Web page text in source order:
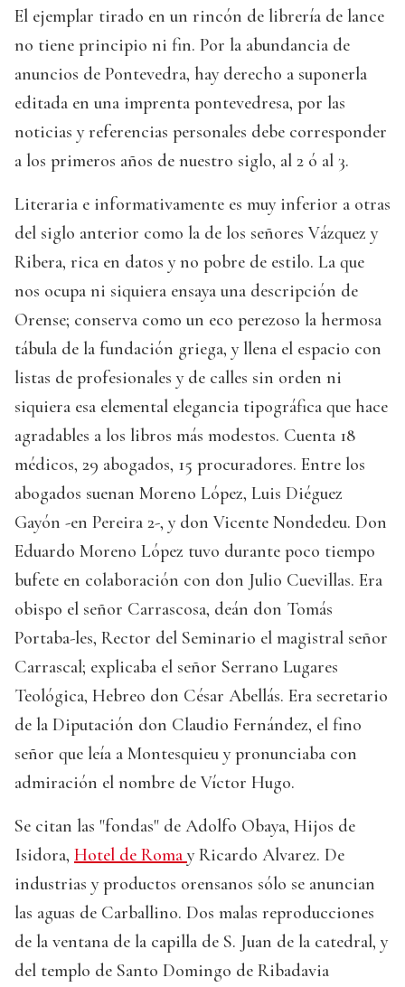
El ejemplar tirado en un rincón de librería de lance
no tiene principio ni fin. Por la abundancia de
anuncios de Pontevedra, hay derecho a suponerla
editada en una imprenta pontevedresa, por las
noticias y referencias personales debe corresponder
a los primeros años de nuestro siglo, al 2 ó al 3.
Literaria e informativamente es muy inferior a otras
del siglo anterior como la de los señores Vázquez y
Ribera, rica en datos y no pobre de estilo. La que
nos ocupa ni siquiera ensaya una descripción de
Orense; conserva como un eco perezoso la hermosa
tábula de la fundación griega, y llena el espacio con
listas de profesionales y de calles sin orden ni
siquiera esa elemental elegancia tipográfica que hace
agradables a los libros más modestos. Cuenta 18
médicos, 29 abogados, 15 procuradores. Entre los
abogados suenan Moreno López, Luis Diéguez
Gayón -en Pereira 2-, y don Vicente Nondedeu. Don
Eduardo Moreno López tuvo durante poco tiempo
bufete en colaboración con don Julio Cuevillas. Era
obispo el señor Carrascosa, deán don Tomás
Portaba-les, Rector del Seminario el magistral señor
Carrascal; explicaba el señor Serrano Lugares
Teológica, Hebreo don César Abellás. Era secretario
de la Diputación don Claudio Fernández, el fino
señor que leía a Montesquieu y pronunciaba con
admiración el nombre de Víctor Hugo.
Se citan las "fondas" de Adolfo Obaya, Hijos de
Isidora, Hotel de Roma y Ricardo Alvarez. De
industrias y productos orensanos sólo se anuncian
las aguas de Carballino. Dos malas reproducciones
de la ventana de la capilla de S. Juan de la catedral, y
del templo de Santo Domingo de Ribadavia